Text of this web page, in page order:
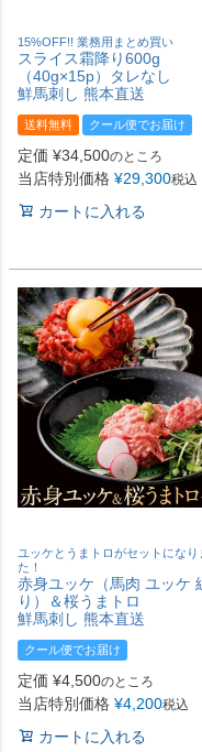
15%OFF!! 業務用まとめ買い
スライス霜降り600g
（40g×15p）タレなし
鮮馬刺し 熊本直送
送料無料 クール便でお届け
定価 ¥34,500のところ
当店特別価格 ¥29,300税込
カートに入れる
ユッケとうまトロがセットになり
た！
赤身ユッケ（馬肉 ユッケ
り）＆桜うまトロ
鮮馬刺し 熊本直送
クール便でお届け
定価 ¥4,500のところ
当店特別価格 ¥4,200税込
カートに入れる